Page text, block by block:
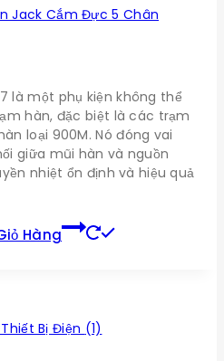
Jack Cắm Đực 5 Chân
là một phụ kiện không thể
hàn, đặc biệt là các trạm
loại 900M. Nó đóng vai
giữa mũi hàn và nguồn
nhiệt ổn định và hiệu quả
Hàng
Bị Điện (1)